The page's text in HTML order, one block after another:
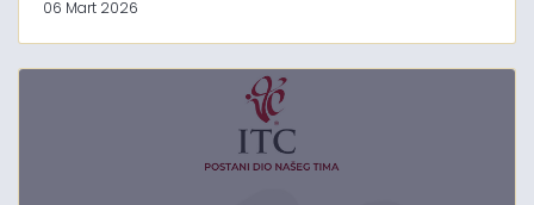
06 Mart 2026